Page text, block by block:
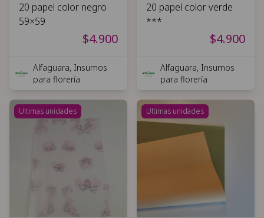
20 papel color negro
59×59
$4.900
Alfaguara, Insumos
para florería
20 papel color verde
***
$4.900
Alfaguara, Insumos
para florería
Ultimas unidades Ultimas unidades